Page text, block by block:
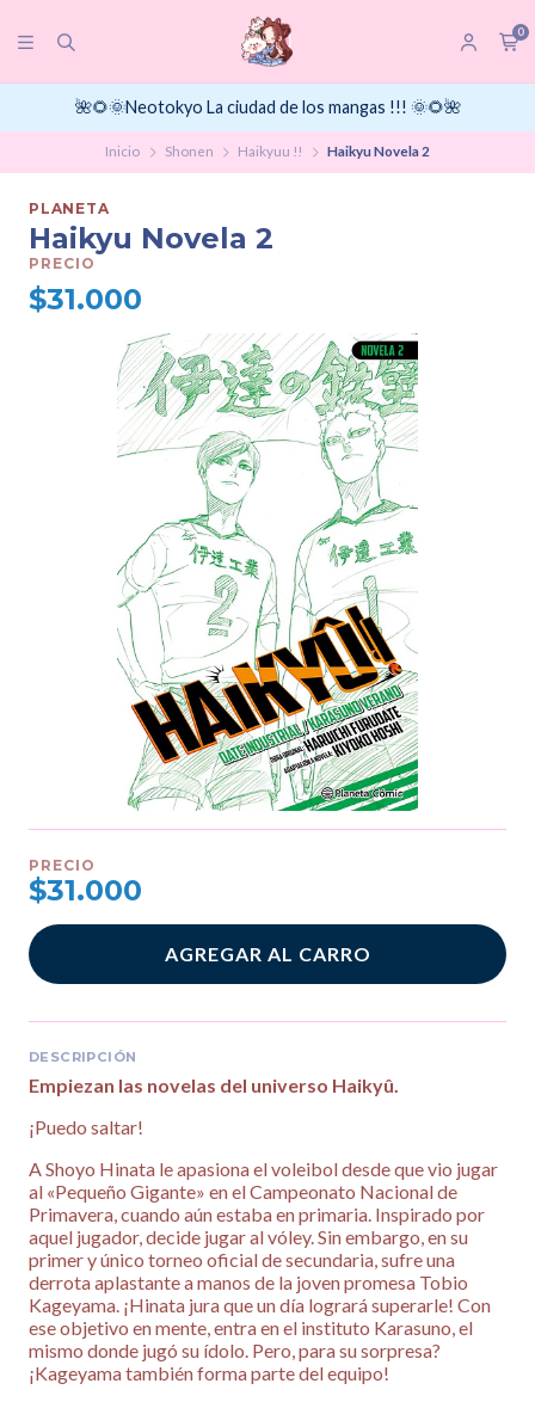
0
🌺🌻🌞Neotokyo La ciudad de los mangas !!! 🌞🌻🌺
Inicio Shonen Haikyuu !! Haikyu Novela 2
PLANETA
Haikyu Novela 2
PRECIO
$31.000
PRECIO
$31.000
AGREGAR AL CARRO
DESCRIPCIÓN
Empiezan las novelas del universo Haikyû.
¡Puedo saltar!
A Shoyo Hinata le apasiona el voleibol desde que vio jugar
al «Pequeño Gigante» en el Campeonato Nacional de
Primavera, cuando aún estaba en primaria. Inspirado por
aquel jugador, decide jugar al vóley. Sin embargo, en su
primer y único torneo oficial de secundaria, sufre una
derrota aplastante a manos de la joven promesa Tobio
Kageyama. ¡Hinata jura que un día logrará superarle! Con
ese objetivo en mente, entra en el instituto Karasuno, el
mismo donde jugó su ídolo. Pero, para su sorpresa?
¡Kageyama también forma parte del equipo!